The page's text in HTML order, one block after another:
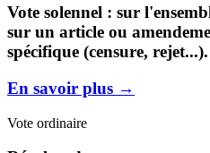
Vote solennel : sur
sur un article ou
spécifique (censure, rejet...).
En savoir plus →
Vote ordinaire